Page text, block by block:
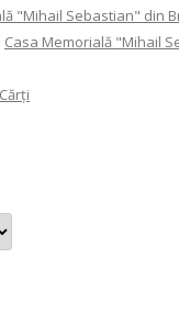
"Mihail Sebastian" din
Casa Memorială "Mihail
Cărți